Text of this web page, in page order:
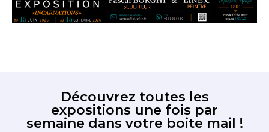
Découvrez toutes les
expositions une fois par
semaine dans votre boite mail !